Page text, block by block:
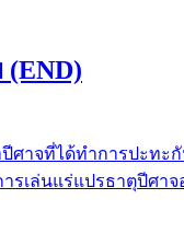
ศาจที่ได้ทำการปะ
ล่นแร่แปรธาตุปีศา